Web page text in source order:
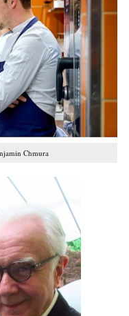
Chmura